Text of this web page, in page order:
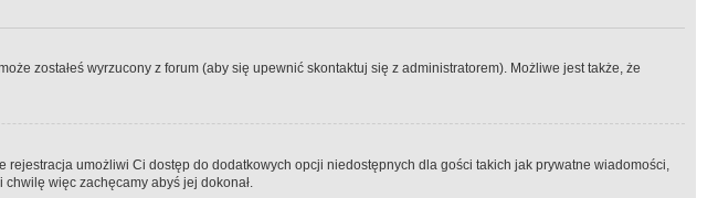
zostałeś wyrzucony z forum (aby się upewnić skontaktuj się z administratorem). Możliwe jest także, że
umożliwi Ci dostęp do dodatkowych opcji niedostępnych dla gości takich jak prywatne wiadomości,
więc zachęcamy abyś jej dokonał.